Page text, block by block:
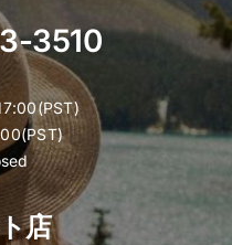
3510
店